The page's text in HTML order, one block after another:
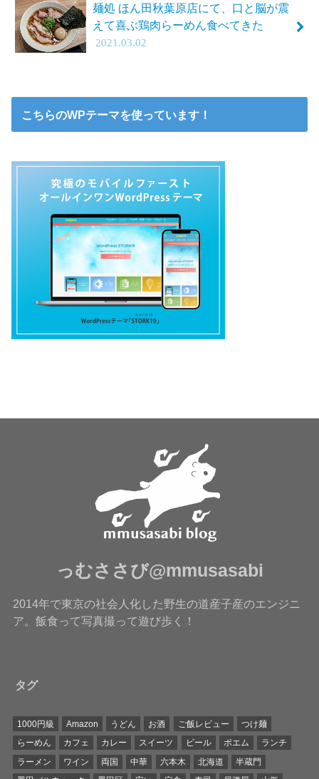
麺処 ほん田秋葉原店にて、口と脳が震
えて喜ぶ鶏肉らーめん食べてきた
2021.03.02
こちらのWPテーマを使っています！
っむささび@mmusasabi
2014年で東京の社会人化した野生の道産子産のエンジニ
ア。飯食って写真撮って遊び歩く！
タグ
1000円級 Amazon うどん お酒 ご飯レビュー
つけ麺
らーめん
カフェ カレー スイーツ ビール ポエム
ランチ
ラーメン
ワイン 両国 中華 六本木 北海道
半蔵門